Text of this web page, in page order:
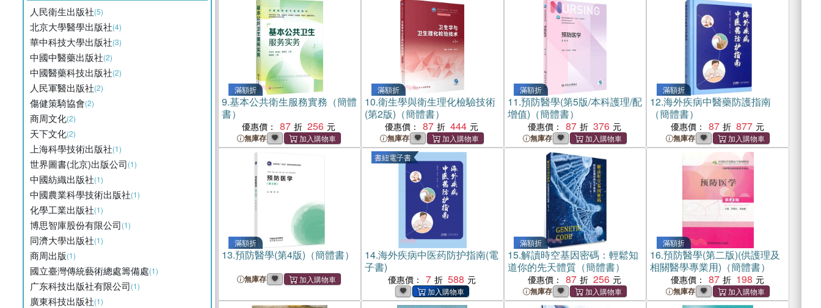
人民衛生出版社(5)
北京大學醫學出版社(4)
華中科技大學出版社(3)
中國中醫藥出版社(2)
中國醫藥科技出版社(2)
人民軍醫出版社(2)
傷健策騎協會(2)
商周文化(2)
天下文化(2)
上海科學技術出版社(1)
世界圖書(北京)出版公司(1)
中國紡織出版社(1)
中國農業科學技術出版社(1)
化學工業出版社(1)
博思智庫股份有限公司(1)
同濟大學出版社(1)
商周出版(1)
國立臺灣傳統藝術總處籌備處(1)
广东科技出版社有限公司(1)
廣東科技出版社(1)
滿額折
9.基本公共衛生服務實務（簡體
書）
優惠價： 87 256
無庫存
滿額折
10.衛生學與衛生理化檢驗技術
(第2版)（簡體書）
優惠價： 87 444
無庫存
滿額折
11.預防醫學(第5版/本科護理/配
增值)（簡體書）
優惠價： 87 376
無庫存
滿額折
12.海外疾病中醫藥防護指南
（簡體書）
優惠價： 87 877
無庫存
滿額折
13.預防醫學(第4版)（簡體書）
無庫存
書紐電子書
14.海外疾病中医药防护指南(電
子書)
優惠價： 7 588
滿額折
15.解讀時空基因密碼：輕鬆知
道你的先天體質（簡體書）
優惠價： 87 256
無庫存
滿額折
16.預防醫學(第二版)(供護理及
相關醫學專業用)（簡體書）
優惠價： 87 198
無庫存